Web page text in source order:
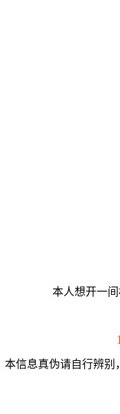
本人想开一
本信息真伪请自行辨别